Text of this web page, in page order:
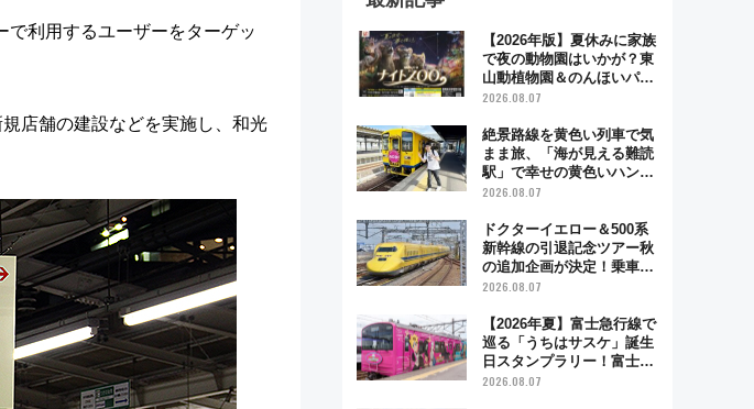
利用するユーザーをターゲッ
店舗の建設などを実施し、和光
【2026年版】夏休みに家族
で夜の動物園はいかが？東
山動植物園＆のんほいパー
ク「ナイトZOO」開催情報
2026.08.07
絶景路線を黄色い列車で気
まま旅、「海が見える難読
駅」で幸せの黄色いハンカ
チに願いを 「新・鉄道ひ
「島原鉄道」
2026.08.07
ドクターイエロー＆500系
新幹線の引退記念ツアー秋
の追加企画が決定！乗車体
験やグッズ・ホテル情報ま
2026.08.07
【2026年夏】富士急行線で
巡る「うちはサスケ」誕生
日スタンプラリー！富士急
ハイランド限定グルメ＆グ
2026.08.07